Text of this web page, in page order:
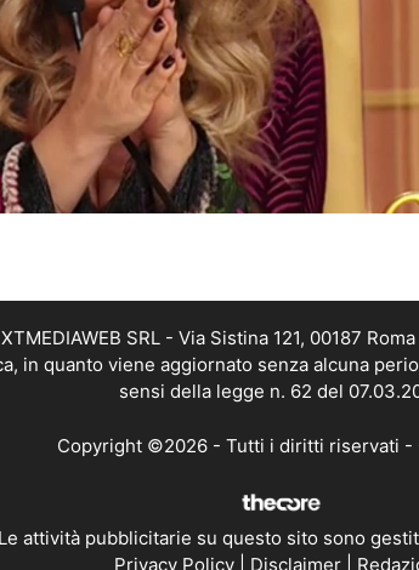
SRL - Via Sistina 121, 00187
in quanto viene aggiornato senza alcuna
sensi della legge n. 62 del
Copyright ©2026 - Tutti i diritti riservati -
Le attività pubblicitarie su questo sito sono
Privacy Policy| Disclaimer|